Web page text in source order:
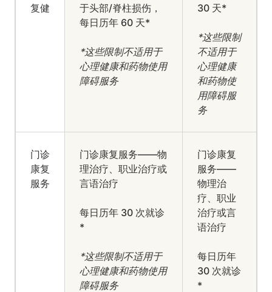
复健
于头部/脊柱损伤，
每日历年 60 天*
*这些限制不适用于
心理健康和药物使用
障碍服务
30 天*
*这些限制
不适用于
心理健康
和药物使
用障碍服
务
门诊
康复
服务
门诊康复服务——物
理治疗、职业治疗或
言语治疗
每日历年 30 次就诊
*
*这些限制不适用于
心理健康和药物使用
障碍服务
门诊康复
服务——
物理治
疗、职业
治疗或言
语治疗
每日历年
30 次就诊
*